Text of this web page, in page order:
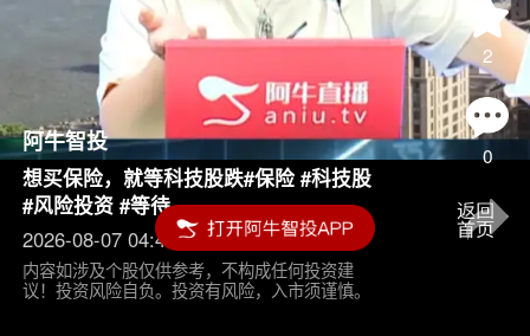
2
0
阿牛智投
想买保险，就等科技股跌#保险 #科技股
#风险投资 #等待
2026-08-07 04:45
内容如涉及个股仅供参考，不构成任何投资建
议！投资风险自负。投资有风险，入市须谨慎。